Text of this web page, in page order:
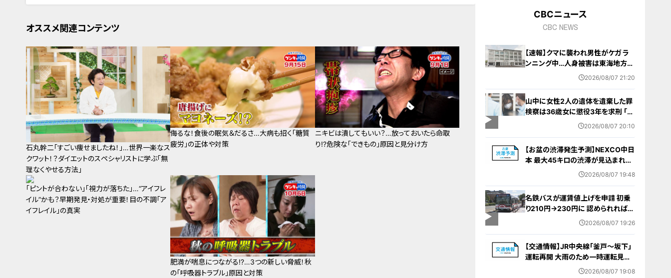
オススメ関連コンテンツ
石丸幹二「すごい痩せましたね！」…世界一楽なス
クワット！？ダイエットのスペシャリストに学ぶ「無
理なくやせる方法」
侮るな！食後の眠気＆だるさ…大病も招く「糖質
疲労」の正体や対策
ニキビは潰してもいい？…放っておいたら命取
り!?危険な「できもの」原因と見分け方
「ピントが合わない」「視力が落ちた」…“アイフレ
イル”かも？早期発見・対処が重要！目の不調「ア
イフレイル」の真実
肥満が喘息につながる!?…3つの新しい脅威！秋
の「呼吸器トラブル」原因と対策
CBCニュース
CBC NEWS
【速報】クマに襲われ男性がケガ ラ
ンニング中…人身被害は東海地方で
今シーズン初めて 岐阜県高山市
2026/08/07 21:20
山中に女性2人の遺体を遺棄した罪
検察は36歳女に懲役3年を求刑 ｢遺
棄時に近くに居続けたこと自体が重
2026/08/07 20:10
【お盆の渋滞発生予測】NEXCO中日
本 最大45キロの渋滞が見込まれる
区間も… 中央道・東名・新東名・東名
2026/08/07 19:48
名鉄バスが運賃値上げを申請 初乗
り210円→230円に 認められれば
12月から全路線で平均1割程度の値
2026/08/07 19:26
【交通情報】JR中央線「釜戸～坂下」
運転再開 大雨のため一時運転見合
2026/08/07 19:08